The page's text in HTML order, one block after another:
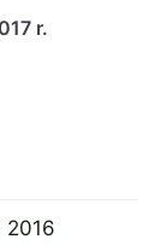
r.
2016